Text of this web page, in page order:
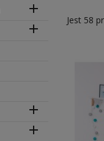




Jest 58